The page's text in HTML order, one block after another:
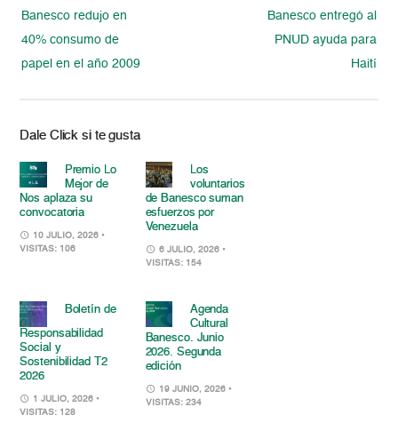
Banesco redujo en
40% consumo de
papel en el año 2009
Banesco entregó al
PNUD ayuda para
Haití
Dale Click si te gusta
Premio Lo
Mejor de
Nos aplaza su
convocatoria
10 JULIO, 2026 •
VISITAS: 106
Los
voluntarios
de Banesco suman
esfuerzos por
Venezuela
6 JULIO, 2026 •
VISITAS: 154
Boletín de
Responsabilidad
Social y
Sostenibilidad T2
2026
1 JULIO, 2026 •
VISITAS: 128
Agenda
Cultural
Banesco. Junio
2026. Segunda
edición
19 JUNIO, 2026 •
VISITAS: 234